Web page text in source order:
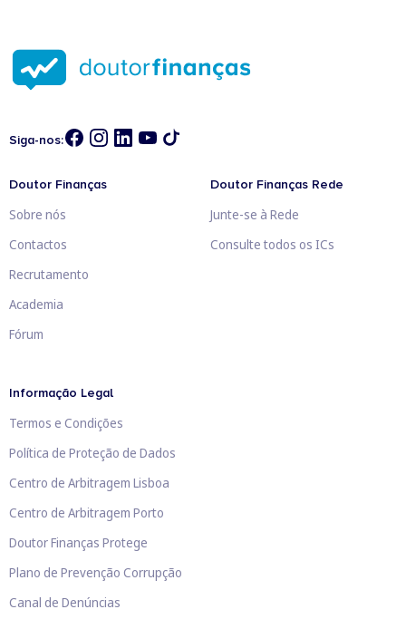
Siga-nos:
Doutor Finanças
Sobre nós
Contactos
Recrutamento
Academia
Fórum
Doutor Finanças Rede
Junte-se à Rede
Consulte todos os ICs
Informação Legal
Termos e Condições
Política de Proteção de Dados
Centro de Arbitragem Lisboa
Centro de Arbitragem Porto
Doutor Finanças Protege
Plano de Prevenção Corrupção
Canal de Denúncias